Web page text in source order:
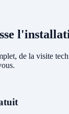
de la visite